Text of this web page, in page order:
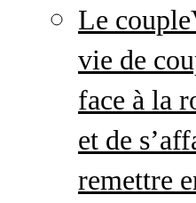
Le couple
vie de
face à la
et de
remettre